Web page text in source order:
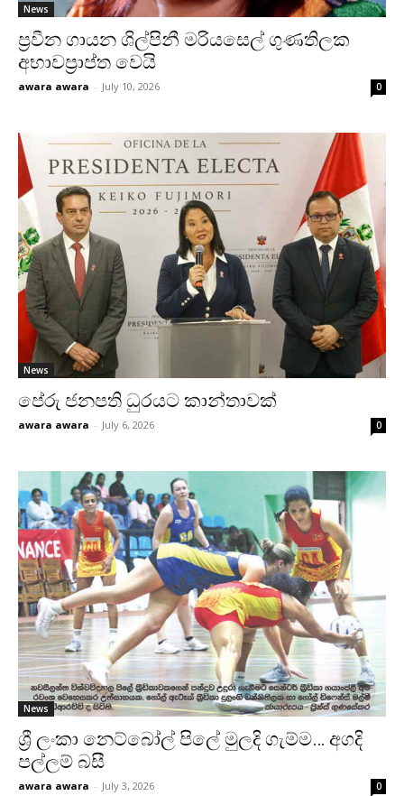
News
ප්‍රවීන ගායන ශිල්පිනී මරියසෙල් ගුණතිලක
අභාවප්‍රාප්ත වෙයි
awara awara - July 10, 2026 0
News
පේරු ජනපති ධුරයට කාන්තාවක්
awara awara - July 6, 2026 0
News
ශ්‍රී ලංකා නෙට්බෝල් පි‍ලේ මුලදි ගැම්ම… අගදි
පල්ලම් බසී
awara awara - July 3, 2026 0